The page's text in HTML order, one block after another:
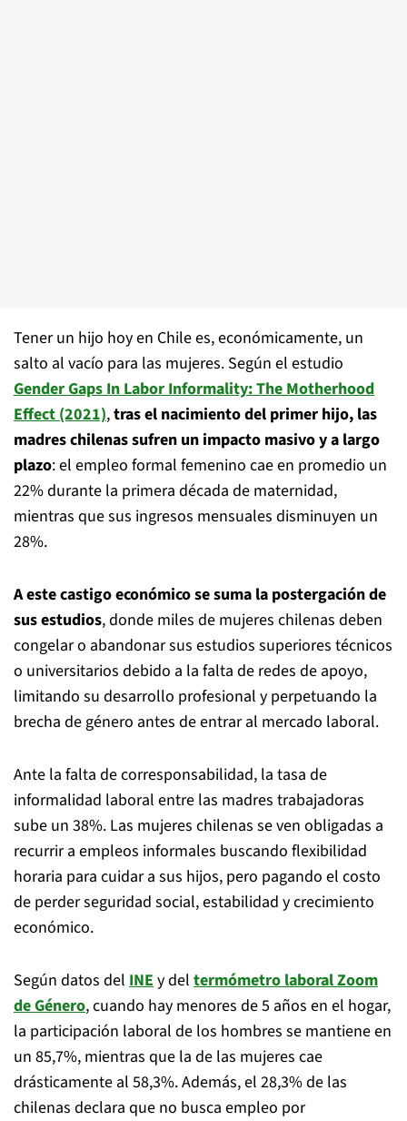
Tener un hijo hoy en Chile es, económicamente, un
salto al vacío para las mujeres. Según el estudio
Gender Gaps In Labor Informality: The Motherhood
Effect (2021),tras el nacimiento del primer hijo, las
madres chilenas sufren un impacto masivo y a largo
plazo: el empleo formal femenino cae en promedio un
22% durante la primera década de maternidad,
mientras que sus ingresos mensuales disminuyen un
28%.
A este castigo económico se suma la postergación de
sus estudios, donde miles de mujeres chilenas deben
congelar o abandonar sus estudios superiores técnicos
o universitarios debido a la falta de redes de apoyo,
limitando su desarrollo profesional y perpetuando la
brecha de género antes de entrar al mercado laboral.
Ante la falta de corresponsabilidad, la tasa de
informalidad laboral entre las madres trabajadoras
sube un 38%. Las mujeres chilenas se ven obligadas a
recurrir a empleos informales buscando flexibilidad
horaria para cuidar a sus hijos, pero pagando el costo
de perder seguridad social, estabilidad y crecimiento
económico.
Según datos del INEy del termómetro laboral Zoom
de Género, cuando hay menores de 5 años en el hogar,
la participación laboral de los hombres se mantiene en
un 85,7%, mientras que la de las mujeres cae
drásticamente al 58,3%. Además, el 28,3% de las
chilenas declara que no busca empleo por